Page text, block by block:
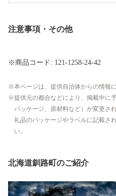
注意事項・その他
※商品コード: 121-1258-24-42
本ページは、提供自治体からの情報
提供元の都合などにより、掲載中に
パッケージ、原材料など）が変更さ
礼品のパッケージやラベルに記載さ
い。
北海道釧路町のご紹介